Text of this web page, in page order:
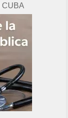
CUBA